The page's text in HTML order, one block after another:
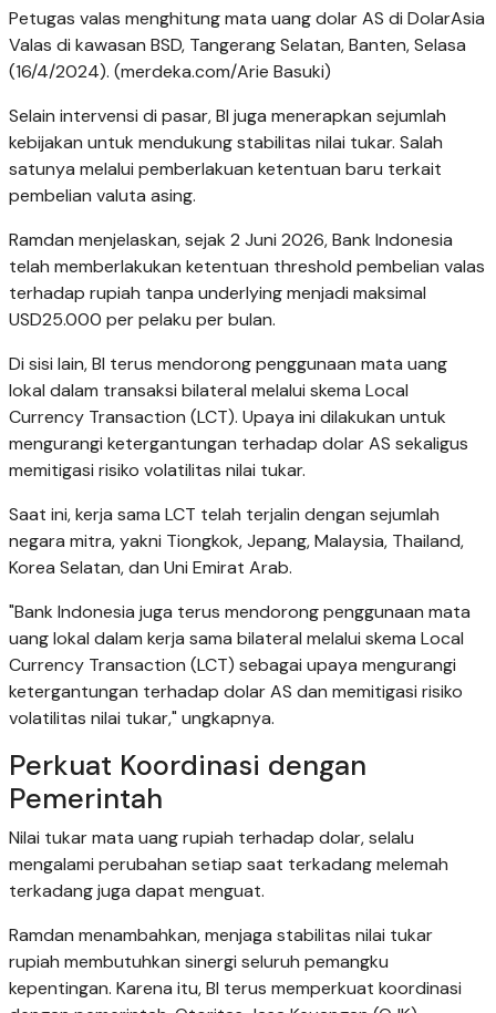
Petugas valas menghitung mata uang dolar AS di DolarAsia
Valas di kawasan BSD, Tangerang Selatan, Banten, Selasa
(16/4/2024). (merdeka.com/Arie Basuki)
Selain intervensi di pasar, BI juga menerapkan sejumlah
kebijakan untuk mendukung stabilitas nilai tukar. Salah
satunya melalui pemberlakuan ketentuan baru terkait
pembelian valuta asing.
Ramdan menjelaskan, sejak 2 Juni 2026, Bank Indonesia
telah memberlakukan ketentuan threshold pembelian valas
terhadap rupiah tanpa underlying menjadi maksimal
USD25.000 per pelaku per bulan.
Di sisi lain, BI terus mendorong penggunaan mata uang
lokal dalam transaksi bilateral melalui skema Local
Currency Transaction (LCT). Upaya ini dilakukan untuk
mengurangi ketergantungan terhadap dolar AS sekaligus
memitigasi risiko volatilitas nilai tukar.
Saat ini, kerja sama LCT telah terjalin dengan sejumlah
negara mitra, yakni Tiongkok, Jepang, Malaysia, Thailand,
Korea Selatan, dan Uni Emirat Arab.
"Bank Indonesia juga terus mendorong penggunaan mata
uang lokal dalam kerja sama bilateral melalui skema Local
Currency Transaction (LCT) sebagai upaya mengurangi
ketergantungan terhadap dolar AS dan memitigasi risiko
volatilitas nilai tukar," ungkapnya.
Perkuat Koordinasi dengan
Pemerintah
Nilai tukar mata uang rupiah terhadap dolar, selalu
mengalami perubahan setiap saat terkadang melemah
terkadang juga dapat menguat.
Ramdan menambahkan, menjaga stabilitas nilai tukar
rupiah membutuhkan sinergi seluruh pemangku
kepentingan. Karena itu, BI terus memperkuat koordinasi